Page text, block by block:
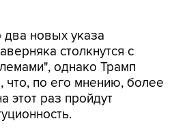
два новых указа
столкнутся с
однако Трамп
что, по его мнению, более
этот раз пройдут